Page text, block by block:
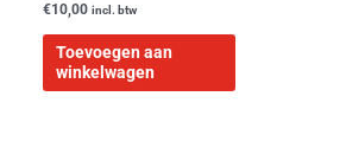
€10,00 incl. btw
Toevoegen aan
winkelwagen